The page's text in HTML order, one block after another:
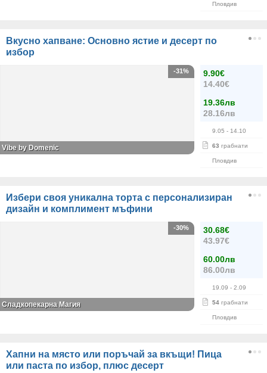
Пловдив
Вкусно хапване: Основно ястие и десерт по
избор
9.90€
14.40€
19.36лв
28.16лв
9.05 - 14.10
63 грабнати
Пловдив
-31%
Vibe by Domenic
Избери своя уникална торта с персонализиран
дизайн и комплимент мъфини
30.68€
43.97€
60.00лв
86.00лв
19.09 - 2.09
54 грабнати
Пловдив
-30%
Сладкопекарна Магия
Хапни на място или поръчай за вкъщи! Пица
или паста по избор, плюс десерт